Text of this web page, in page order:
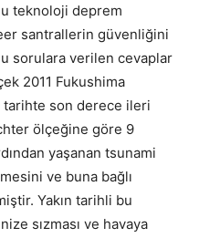
teknoloji deprem
santrallerin güvenliğini
sorulara verilen cevaplar
2011 Fukushima
tarihte son derece ileri
ölçeğine göre 9
yaşanan tsunami
ve buna bağlı
Yakın tarihli bu
sızması ve havaya